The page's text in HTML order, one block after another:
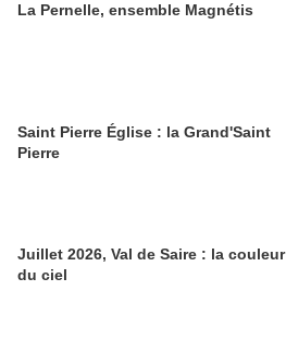
La Pernelle, ensemble Magnétis
Saint Pierre Église : la Grand'Saint
Pierre
Juillet 2026, Val de Saire : la couleur
du ciel